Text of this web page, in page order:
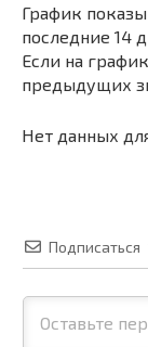
График
последние 14
Если на
предыдущих
Нет данных
Подписаться